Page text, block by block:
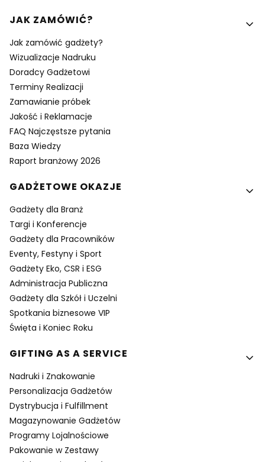
Linki w stopce
JAK ZAMÓWIĆ?
Jak zamówić gadżety?
Wizualizacje Nadruku
Doradcy Gadżetowi
Terminy Realizacji
Zamawianie próbek
Jakość i Reklamacje
FAQ Najczęstsze pytania
Baza Wiedzy
Raport branżowy 2026
GADŻETOWE OKAZJE
Gadżety dla Branż
Targi i Konferencje
Gadżety dla Pracowników
Eventy, Festyny i Sport
Gadżety Eko, CSR i ESG
Administracja Publiczna
Gadżety dla Szkół i Uczelni
Spotkania biznesowe VIP
Święta i Koniec Roku
GIFTING AS A SERVICE
Nadruki i Znakowanie
Personalizacja Gadżetów
Dystrybucja i Fulfillment
Magazynowanie Gadżetów
Programy Lojalnościowe
Pakowanie w Zestawy